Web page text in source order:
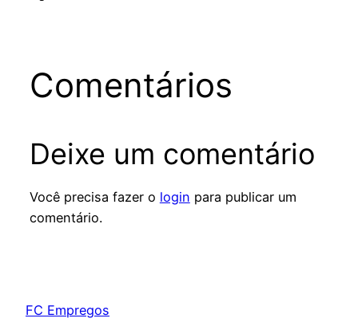
Comentários
Deixe um comentário
Você precisa fazer o login para publicar um
comentário.
FC Empregos